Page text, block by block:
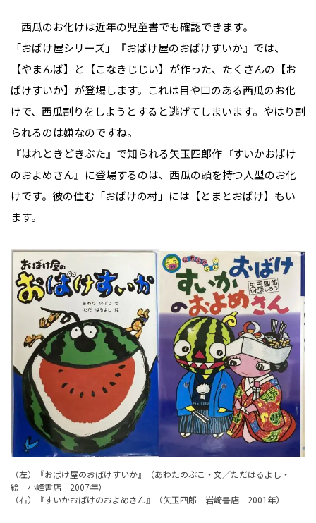
西瓜のお化けは近年の児童書でも確認できます。
「おばけ屋シリーズ」『おばけ屋のおばけすいか』では、
【やまんば】と【こなきじじい】が作った、たくさんの【お
ばけすいか】が登場します。これは目や口のある西瓜のお化
けで、西瓜割りをしようとすると逃げてしまいます。やはり割
られるのは嫌なのですね。
『はれときどきぶた』で知られる矢玉四郎作『すいかおばけ
のおよめさん』に登場するのは、西瓜の頭を持つ人型のお化
けです。彼の住む「おばけの村」には【とまとおばけ】もい
ます。
（左）『おばけ屋のおばけすいか』（あわたのぶこ・文／ただはるよし・
絵 小峰書店 2007年）
（右）『すいかおばけのおよめさん』（矢玉四郎 岩崎書店 2001年）